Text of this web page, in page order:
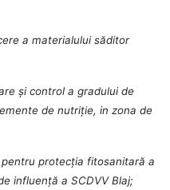
a materialului săditor
și control a gradului de
de nutriție, in zona de
protecția fitosanitară a
influență a SCDVV Blaj;